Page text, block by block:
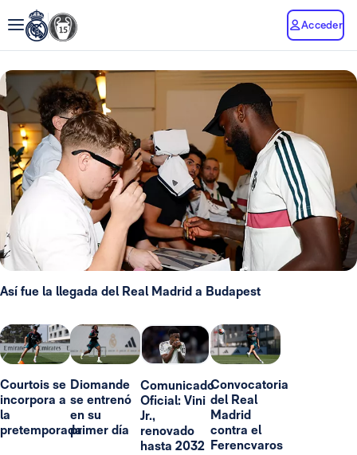
Acceder
Así fue la llegada del Real Madrid a Budapest
Courtois se
incorpora a
la
pretemporada
Diomande
se entrenó
en su
primer día
Comunicado
Oficial: Vini
Jr.,
renovado
hasta 2032
Convocatoria
del Real
Madrid
contra el
Ferencvaros